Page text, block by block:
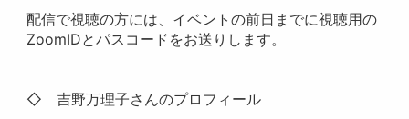
配信で視聴の方には、イベントの前日までに視聴用の
ZoomIDとパスコードをお送りします。
◇ 吉野万理子さんのプロフィール